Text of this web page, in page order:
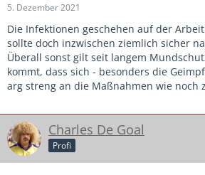
5. Dezember 2021
Die Infektionen geschehen auf der
sollte doch inzwischen ziemlich sicher
Überall sonst gilt seit langem
kommt, dass sich - besonders die
arg streng an die Maßnahmen wie noch
Charles De Goal
Profi